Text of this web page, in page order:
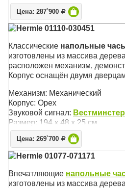
Цена: 287`900 Р
Hermle 01110-030451
Классические напольные
изготовлены из массива
расположен механизм,
Корпус оснащён двумя
Механизм: Механический
Корпус: Орех
Звуковой сигнал: Вестминстер
Размер: 194 х 48 х 25 см
Цена: 269`700 Р
Hermle 01077-071171
Впечатляющие напольные
изготовлены из массива